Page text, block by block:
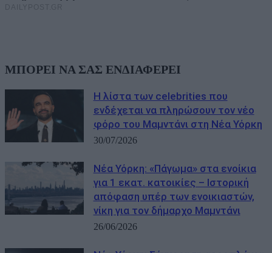
ΜΠΟΡΕΙ ΝΑ ΣΑΣ ΕΝΔΙΑΦΕΡΕΙ
Η λίστα των celebrities που
ενδέχεται να πληρώσουν τον νέο
φόρο του Μαμντάνι στη Νέα Υόρκη
30/07/2026
Νέα Υόρκη: «Πάγωμα» στα ενοίκια
για 1 εκατ. κατοικίες – Ιστορική
απόφαση υπέρ των ενοικιαστών,
νίκη για τον δήμαρχο Μαμντάνι
26/06/2026